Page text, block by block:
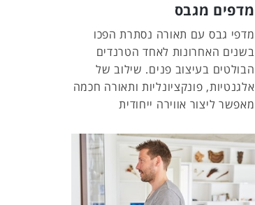
מדפים מגבס
מדפי גבס עם תאורה נסתרת הפכו
בשנים האחרונות לאחד הטרנדים
הבולטים בעיצוב פנים. שילוב של
אלגנטיות, פונקציונליות ותאורה חכמה
מאפשר ליצור אווירה ייחודית